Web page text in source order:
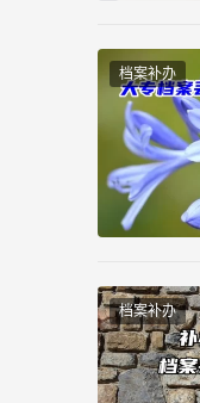
档案补办
档案补办